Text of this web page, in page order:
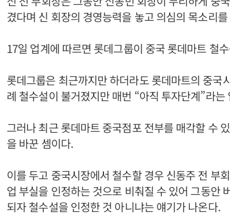
겼다며 신 회장의 경영능력을 놓고 의심의 목소리
17일 업계에 따르면 롯데그룹이 중국 롯데마트 철
롯데그룹은 최근까지만 하더라도 롯데마트의 중국
례 철수설이 불거졌지만 매번 “아직 투자단계”라는
그러나 최근 롯데마트 중국점포 전부를 매각할 수
을 바꾼 셈이다.
이를 두고 중국시장에서 철수할 경우 신동주 전 부
업 부실을 인정하는 것으로 비춰질 수 있어 그동안
되자 철수설을 인정한 것 아니냐는 얘기가 나온다.